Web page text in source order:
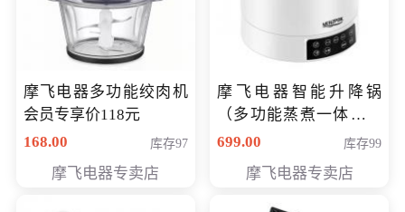
摩飞电器多功能绞肉机
会员专享价118元
168.00
库存97
摩飞电器专卖店
摩飞电器智能升降锅
（多功能蒸煮一体锅）
（智能升降养生锅） 会
699.00 库存99
摩飞电器专卖店